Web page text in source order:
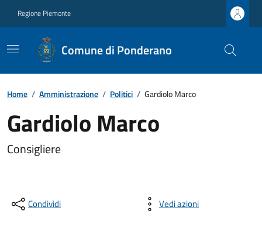
Regione Piemonte
Comune di Ponderano
Home / Amministrazione / Politici / Gardiolo Marco
Gardiolo Marco
Consigliere
Condividi Vedi azioni